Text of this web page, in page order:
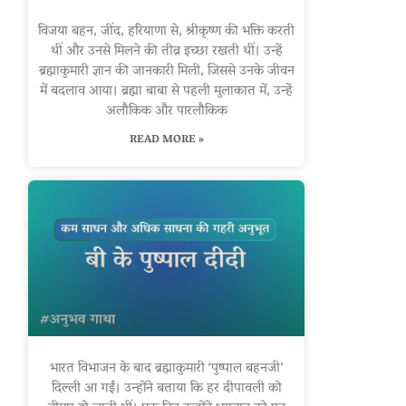
विजया बहन, जींद, हरियाणा से, श्रीकृष्ण की भक्ति करती
थीं और उनसे मिलने की तीव्र इच्छा रखती थीं। उन्हें
ब्रह्माकुमारी ज्ञान की जानकारी मिली, जिससे उनके जीवन
में बदलाव आया। ब्रह्मा बाबा से पहली मुलाकात में, उन्हें
अलौकिक और पारलौकिक
READ MORE »
भारत विभाजन के बाद ब्रह्माकुमारी ‘पुष्पाल बहनजी’
दिल्ली आ गईं। उन्होंने बताया कि हर दीपावली को